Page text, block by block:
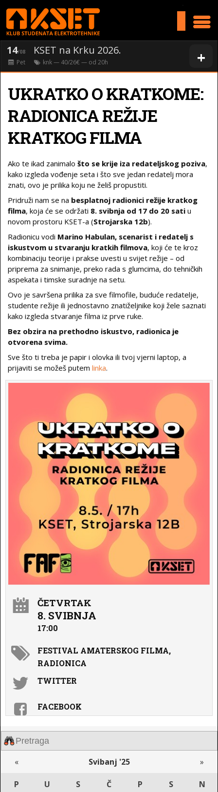
+
14/08 KSET na Krku 2026.
Pet knk— 40/26€ — od 20h
UKRATKO O KRATKOME:
RADIONICA REŽIJE
KRATKOG FILMA
Ako te ikad zanimalo što se krije iza redateljskog poziva,
kako izgleda vođenje seta i što sve jedan redatelj mora
znati, ovo je prilika koju ne želiš propustiti.
Pridruži nam se na besplatnoj radionici režije kratkog
filma, koja će se održati 8. svibnja od 17 do 20 sati u
novom prostoru KSET-a (Strojarska 12b).
Radionicu vodi Marino Habulan, scenarist i redatelj s
iskustvom u stvaranju kratkih filmova, koji će te kroz
kombinaciju teorije i prakse uvesti u svijet režije – od
priprema za snimanje, preko rada s glumcima, do tehničkih
aspekata i timske suradnje na setu.
Ovo je savršena prilika za sve filmofile, buduće redatelje,
studente režije ili jednostavno znatiželjnike koji žele saznati
kako izgleda stvaranje filma iz prve ruke.
Bez obzira na prethodno iskustvo, radionica je
otvorena svima.
Sve što ti treba je papir i olovka ili tvoj vjerni laptop, a
prijaviti se možeš putem linka.
ČETVRTAK
8. SVIBNJA
17:00
FESTIVAL AMATERSKOG FILMA,
RADIONICA
TWITTER
FACEBOOK
« Svibanj '25 »
P U S Č P S N